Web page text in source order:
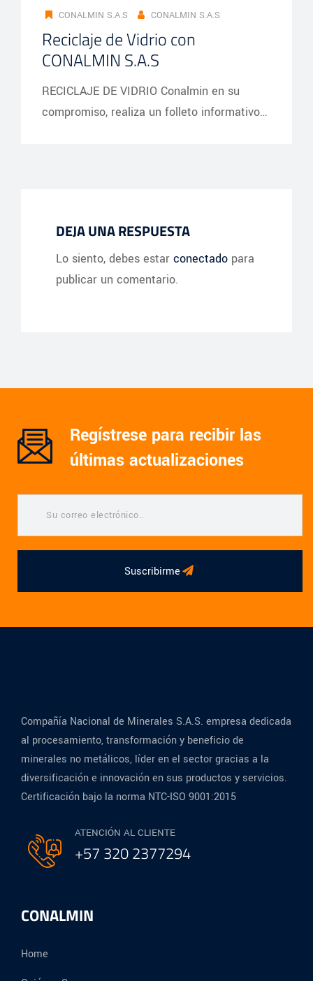
CONALMIN S.A.S CONALMIN S.A.S
Reciclaje de Vidrio con
CONALMIN S.A.S
RECICLAJE DE VIDRIO Conalmin en su
compromiso, realiza un folleto informativo…
DEJA UNA RESPUESTA
Lo siento, debes estar conectado para
publicar un comentario.
Regístrese para recibir las
últimas actualizaciones
Suscribirme
Compañía Nacional de Minerales S.A.S. empresa dedicada
al procesamiento, transformación y beneficio de
minerales no metálicos, líder en el sector gracias a la
diversificación e innovación en sus productos y servicios.
Certificación bajo la norma NTC-ISO 9001:2015
ATENCIÓN AL CLIENTE
+57 320 2377294
CONALMIN
Home